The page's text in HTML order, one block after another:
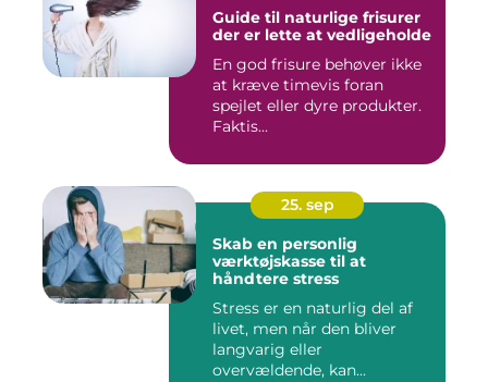
Guide til naturlige frisurer
der er lette at vedligeholde
En god frisure behøver ikke
at kræve timevis foran
spejlet eller dyre produkter.
Faktis...
25. sep
Skab en personlig
værktøjskasse til at
håndtere stress
Stress er en naturlig del af
livet, men når den bliver
langvarig eller
overvældende, kan...